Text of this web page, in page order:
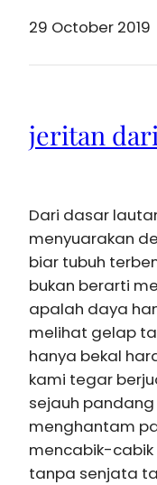
29 October 2019
jeritan
Dari dasar
menyuarakan
biar tubuh
bukan berarti
apalah daya
melihat gelap
hanya bekal
kami tegar
sejauh
menghantam
mencabik-cabik
tanpa senjata